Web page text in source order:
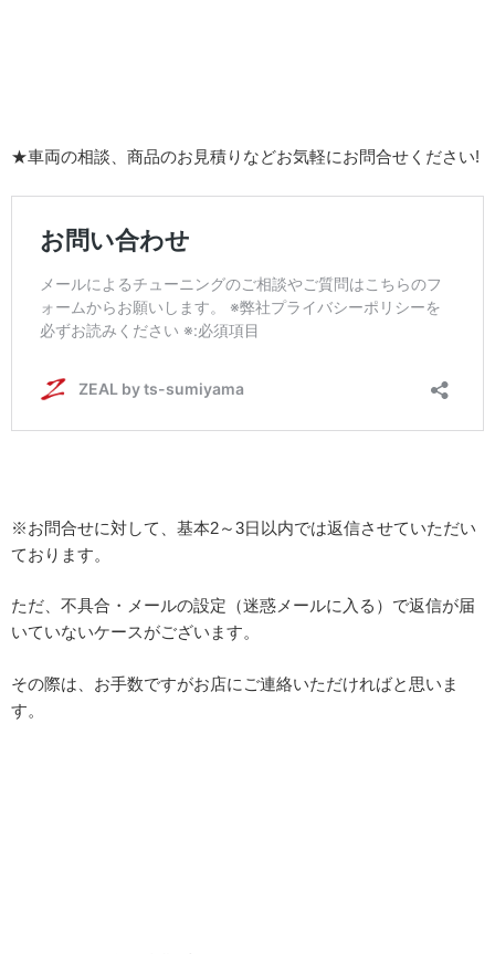
★車両の相談、商品のお見積りなどお気軽にお問合せください!
※お問合せに対して、基本2～3日以内では返信させていただい
ております。
ただ、不具合・メールの設定（迷惑メールに入る）で返信が届
いていないケースがございます。
その際は、お手数ですがお店にご連絡いただければと思いま
す。